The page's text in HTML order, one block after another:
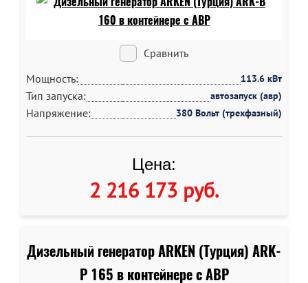
Сравнить
Мощность:
113.6 кВт
Тип запуска: автозапуск (авр)
Напряжение: 380 Вольт (трехфазный)
Цена:
2 216 173 руб.
Дизельный генератор ARKEN (Турция) ARK-
P 165 в контейнере c АВР